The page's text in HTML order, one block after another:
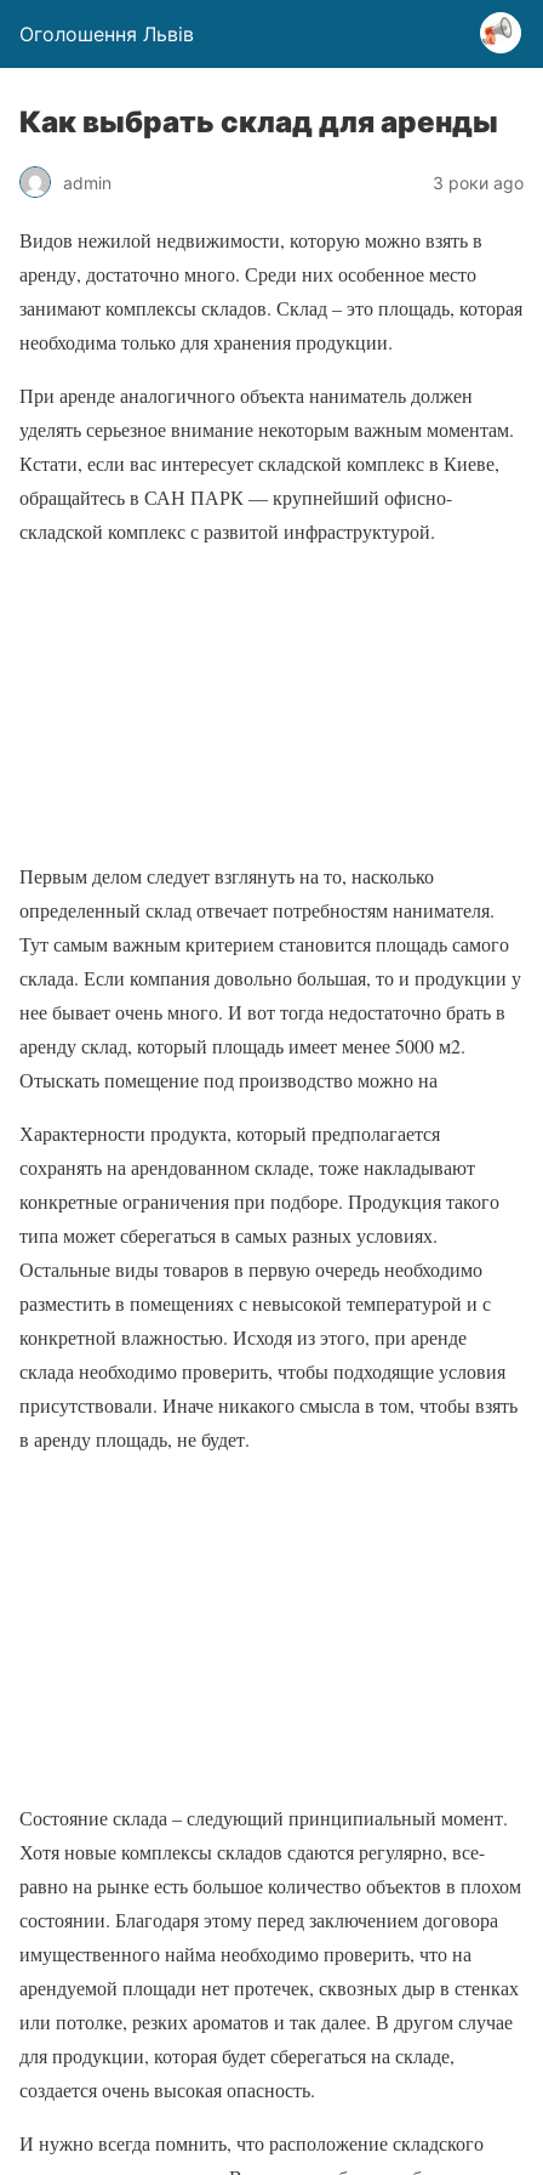
Оголошення Львів
Как выбрать склад для аренды
admin 3 роки ago
Видов нежилой недвижимости, которую можно взять в
аренду, достаточно много. Среди них особенное место
занимают комплексы складов. Склад – это площадь, которая
необходима только для хранения продукции.
При аренде аналогичного объекта наниматель должен
уделять серьезное внимание некоторым важным моментам.
Кстати, если вас интересует складской комплекс в Киеве,
обращайтесь в САН ПАРК — крупнейший офисно-
складской комплекс с развитой инфраструктурой.
Первым делом следует взглянуть на то, насколько
определенный склад отвечает потребностям нанимателя.
Тут самым важным критерием становится площадь самого
склада. Если компания довольно большая, то и продукции у
нее бывает очень много. И вот тогда недостаточно брать в
аренду склад, который площадь имеет менее 5000 м2.
Отыскать помещение под производство можно на
Характерности продукта, который предполагается
сохранять на арендованном складе, тоже накладывают
конкретные ограничения при подборе. Продукция такого
типа может сберегаться в самых разных условиях.
Остальные виды товаров в первую очередь необходимо
разместить в помещениях с невысокой температурой и с
конкретной влажностью. Исходя из этого, при аренде
склада необходимо проверить, чтобы подходящие условия
присутствовали. Иначе никакого смысла в том, чтобы взять
в аренду площадь, не будет.
Состояние склада – следующий принципиальный момент.
Хотя новые комплексы складов сдаются регулярно, все-
равно на рынке есть большое количество объектов в плохом
состоянии. Благодаря этому перед заключением договора
имущественного найма необходимо проверить, что на
арендуемой площади нет протечек, сквозных дыр в стенках
или потолке, резких ароматов и так далее. В другом случае
для продукции, которая будет сберегаться на складе,
создается очень высокая опасность.
И нужно всегда помнить, что расположение складского